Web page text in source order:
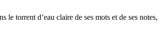
torrent d’eau claire de ses mots et de ses notes,